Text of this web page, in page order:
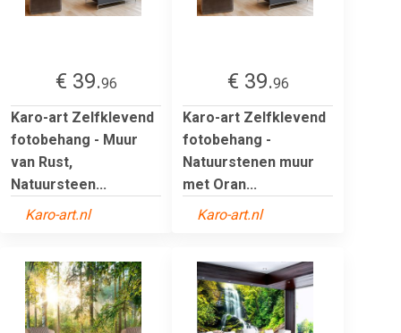
€ 39.96
Karo-art Zelfklevend
fotobehang - Muur
van Rust,
Natuursteen...
Karo-art.nl
€ 39.96
Karo-art Zelfklevend
fotobehang -
Natuurstenen muur
met Oran...
Karo-art.nl